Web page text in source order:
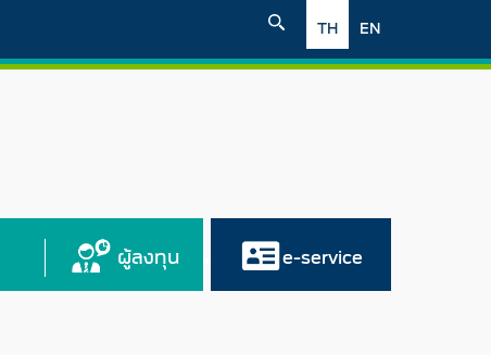
EN
TH
ผู้ลงทุน e-service